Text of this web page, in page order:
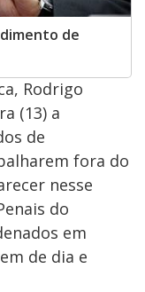
de
Rodrigo
(13) a
de
fora do
nesse
do
em
de dia e